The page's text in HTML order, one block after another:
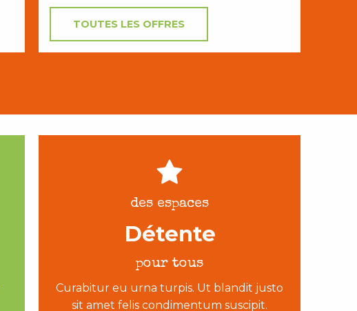
TOUTES LES OFFRES
des espaces
Détente
pour tous
Curabitur eu urna turpis. Ut blandit justo
sit amet felis condimentum suscipit.